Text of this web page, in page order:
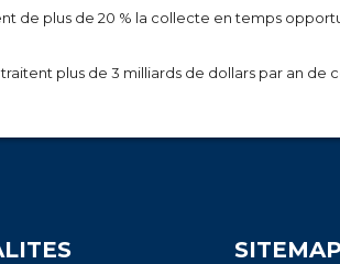
de plus de 20 % la collecte en temps
plus de 3 milliards de dollars par an de
SITEMAP